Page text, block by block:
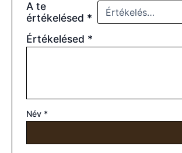
A te
értékelésed *
Értékelésed *
Név *